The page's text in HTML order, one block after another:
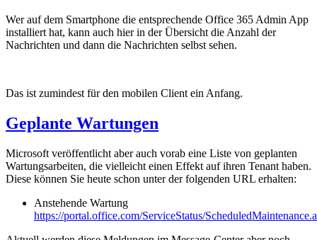
Wer auf dem Smartphone die entsprechende Office 365 Admin App
installiert hat, kann auch hier in der Übersicht die Anzahl der
Nachrichten und dann die Nachrichten selbst sehen.
Das ist zumindest für den mobilen Client ein Anfang.
Geplante Wartungen
Microsoft veröffentlicht aber auch vorab eine Liste von geplanten
Wartungsarbeiten, die vielleicht einen Effekt auf ihren Tenant haben.
Diese können Sie heute schon unter der folgenden URL erhalten:
Anstehende Wartung
https://portal.office.com/ServiceStatus/